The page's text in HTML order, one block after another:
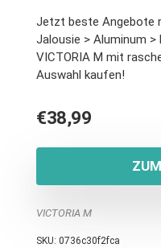
Jetzt beste Angebote
Jalousie > Aluminum
VICTORIA M mit
Auswahl kaufen!
€38,99
VICTORIA M
SKU: 0736c30f2fca